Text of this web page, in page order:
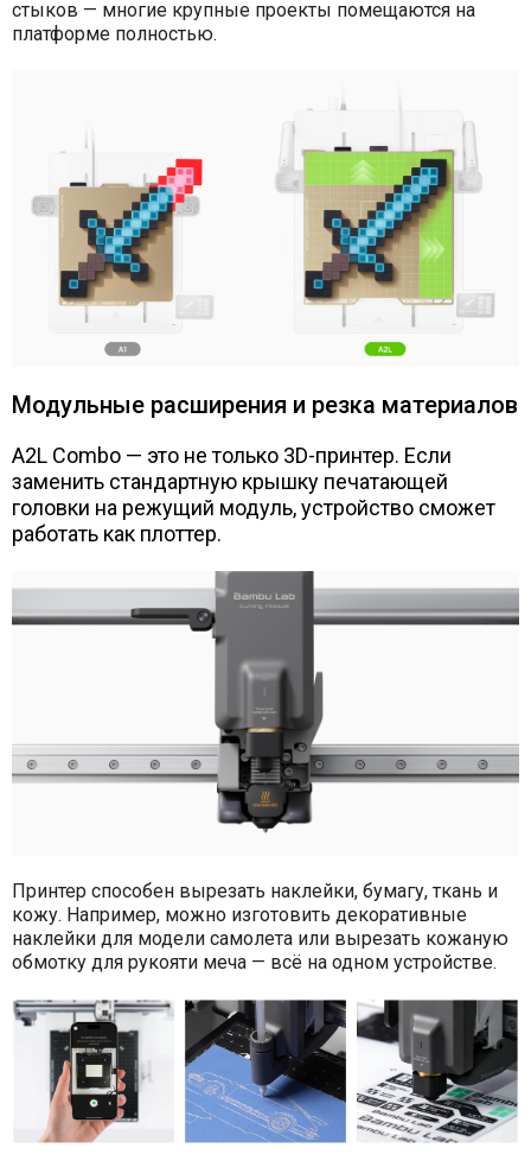
стыков — многие крупные проекты помещаются на
платформе полностью.
Модульные расширения и резка материалов
A2L Combo — это не только 3D-принтер. Если
заменить стандартную крышку печатающей
головки на режущий модуль, устройство сможет
работать как плоттер.
Принтер способен вырезать наклейки, бумагу, ткань и
кожу. Например, можно изготовить декоративные
наклейки для модели самолета или вырезать кожаную
обмотку для рукояти меча — всё на одном устройстве.